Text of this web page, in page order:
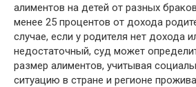
алиментов на детей от разных
менее 25 процентов от дохода
случае, если у родителя нет дохода
недостаточный, суд может
размер алиментов, учитывая
ситуацию в стране и регионе